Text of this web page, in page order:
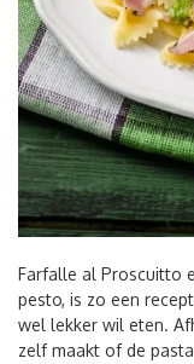
Farfalle al Proscuitto
pesto, is zo een
wel lekker wil eten.
zelf maakt of de